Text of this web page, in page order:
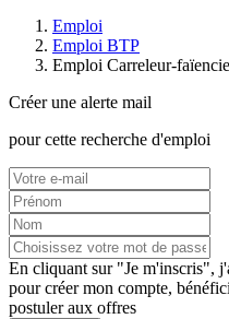
Emploi
Emploi BTP
Emploi Carreleur-
Créer une alerte mail
pour cette recherche d'emploi
En cliquant sur "Je m'inscris",
pour créer mon compte,
postuler aux offres